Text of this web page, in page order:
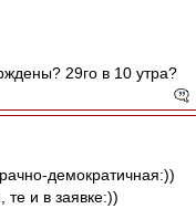
29го в 10 утра?
демократичная:))
те и в заявке:))